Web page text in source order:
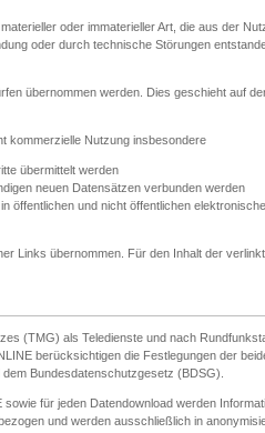
oder immaterieller Art, die aus der
oder durch technische Störungen
übernommen werden. Dies geschieht auf
kommerzielle Nutzung insbesondere
übermittelt werden
neuen Datensätzen verbunden werden
öffentlichen und nicht öffentlichen
Links übernommen. Für den Inhalt der
(TMG) als Teledienste und nach
berücksichtigen die Festlegungen der
Bundesdatenschutzgesetz (BDSG).
für jeden Datendownload werden
und werden ausschließlich in